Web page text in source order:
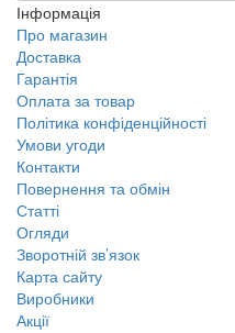
Інформація
Про магазин
Доставка
Гарантія
Оплата за товар
Політика конфіденційності
Умови угоди
Контакти
Повернення та обмін
Статті
Огляди
Зворотній зв’язок
Карта сайту
Виробники
Акції